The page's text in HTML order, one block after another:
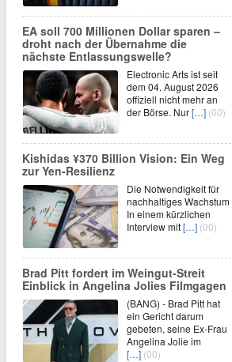
EA soll 700 Millionen Dollar sparen –
droht nach der Übernahme die
nächste Entlassungswelle?
Electronic Arts ist seit
dem 04. August 2026
offiziell nicht mehr an
der Börse. Nur[…] (00)
Kishidas ¥370 Billion Vision: Ein Weg
zur Yen-Resilienz
Die Notwendigkeit für
nachhaltiges Wachstum
In einem kürzlichen
Interview mit[…] (00)
Brad Pitt fordert im Weingut-Streit
Einblick in Angelina Jolies Filmgagen
(BANG) - Brad Pitt hat
ein Gericht darum
gebeten, seine Ex-Frau
Angelina Jolie im
[…] (00)